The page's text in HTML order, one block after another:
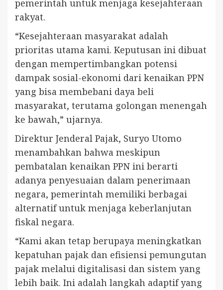
pemerintah untuk menjaga kesejahteraan
rakyat.
“Kesejahteraan masyarakat adalah
prioritas utama kami. Keputusan ini dibuat
dengan mempertimbangkan potensi
dampak sosial-ekonomi dari kenaikan PPN
yang bisa membebani daya beli
masyarakat, terutama golongan menengah
ke bawah,” ujarnya.
Direktur Jenderal Pajak, Suryo Utomo
menambahkan bahwa meskipun
pembatalan kenaikan PPN ini berarti
adanya penyesuaian dalam penerimaan
negara, pemerintah memiliki berbagai
alternatif untuk menjaga keberlanjutan
fiskal negara.
“Kami akan tetap berupaya meningkatkan
kepatuhan pajak dan efisiensi pemungutan
pajak melalui digitalisasi dan sistem yang
lebih baik. Ini adalah langkah adaptif yang